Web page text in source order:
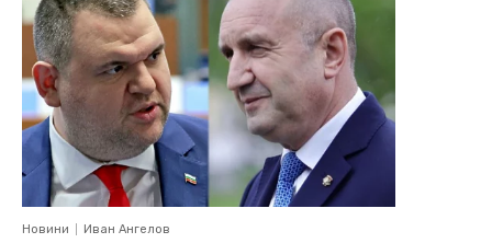
Новини Иван Ангелов